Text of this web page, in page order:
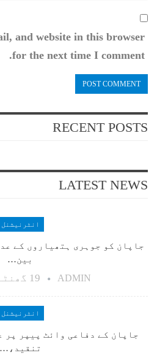
and website in this browser
for the next time I comment.
RECENT POSTS
LATEST NEWS
انٹرنیشنل
جاپان کو جوہری ہتھیاروں کے
بین…
ADMIN 19 گھنٹے ago
انٹرنیشنل
جاپان کے دفاعی وائٹ پیپر پر
تنقید،…